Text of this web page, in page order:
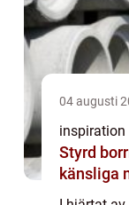
04 augusti
inspiration
Styrd borrning effektiv
känsliga